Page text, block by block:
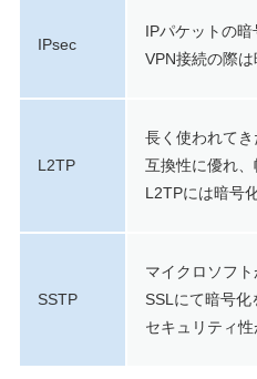
IPsec
IPパケットの
VPN接続の際
L2TP
長く使われてき
互換性に優れ、
L2TPには暗号
SSTP
マイクロソフ
SSLにて暗号化
セキュリティ